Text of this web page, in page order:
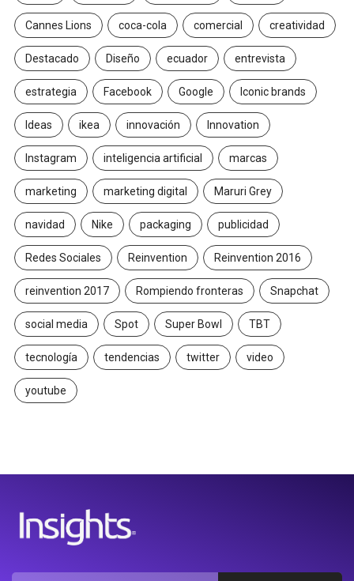
Cannes Lions coca-cola comercial creatividad
Destacado Diseño ecuador entrevista
estrategia Facebook Google Iconic brands
Ideas ikea innovación Innovation
Instagram inteligencia artificial marcas
marketing marketing digital Maruri Grey
navidad Nike packaging publicidad
Redes Sociales Reinvention Reinvention 2016
reinvention 2017 Rompiendo fronteras Snapchat
social media Spot Super Bowl TBT
tecnología tendencias twitter video
youtube